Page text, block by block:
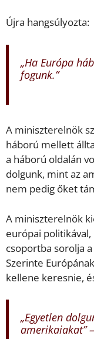
Újra hangsúlyozta:
„Ha Európa
fogunk.”
A miniszterelnök
háború mellett
a háború oldalán
dolgunk, mint az
nem pedig őket
A miniszterelnök
európai politikával,
csoportba sorolja
Szerinte
kellene keresnie,
„Egyetlen
amerikaiakat”